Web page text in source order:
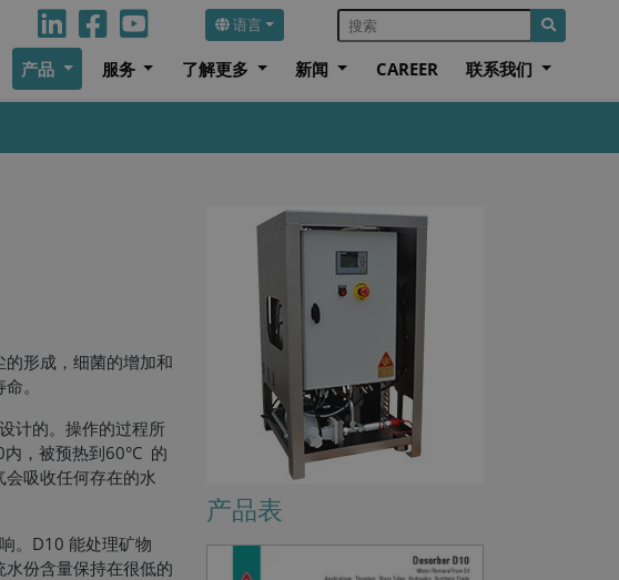
语言
产品 服务 了解更多 新闻 CAREER 联系我们
形成，细菌的增加和
。
计的。操作的过程所
，被预热到60°C 的
吸收任何存在的水
。D10 能处理矿物
份含量保持在很低的
产品表